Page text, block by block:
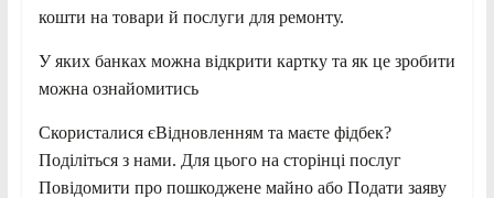
кошти на товари й послуги для ремонту.
У яких банках можна відкрити картку та як це зробити
можна ознайомитись
Скористалися єВідновленням та маєте фідбек?
Поділіться з нами. Для цього на сторінці послуг
Повідомити про пошкоджене майно або Подати заяву